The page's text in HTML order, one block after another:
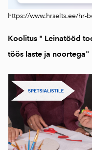
https://www.hrselts.ee/hr-
Koolitus " Leinatööd
töös laste ja noortega"